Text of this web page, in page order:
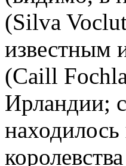
(Silva
известным
(Caill
Ирландии;
находилось